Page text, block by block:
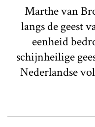
Marthe van
langs de geest
eenheid
schijnheilige
Nederlandse